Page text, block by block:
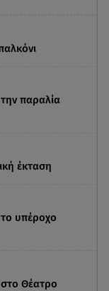
παραλία
έκταση
υπέροχο
Θέατρο